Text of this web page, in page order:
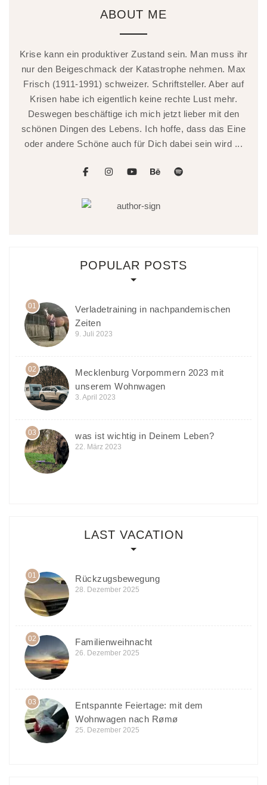
ABOUT ME
Krise kann ein produktiver Zustand sein. Man muss ihr
nur den Beigeschmack der Katastrophe nehmen. Max
Frisch (1911-1991) schweizer. Schriftsteller. Aber auf
Krisen habe ich eigentlich keine rechte Lust mehr.
Deswegen beschäftige ich mich jetzt lieber mit den
schönen Dingen des Lebens. Ich hoffe, dass das Eine
oder andere Schöne auch für Dich dabei sein wird ...
POPULAR POSTS
01
Verladetraining in nachpandemischen
Zeiten
9. Juli 2023
02
Mecklenburg Vorpommern 2023 mit
unserem Wohnwagen
3. April 2023
03 was ist wichtig in Deinem Leben?
22. März 2023
LAST VACATION
01 Rückzugsbewegung
28. Dezember 2025
02 Familienweihnacht
26. Dezember 2025
03
Entspannte Feiertage: mit dem
Wohnwagen nach Rømø
25. Dezember 2025